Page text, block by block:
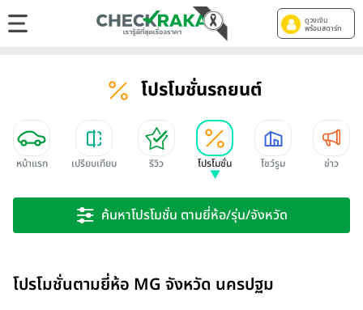
ดูวงเงิน
พร้อมสตาร์ท
โปรโมชั่นรถยนต์
หน้าแรก เปรียบเทียบ รีวิว โปรโมชั่น โชว์รูม ข่าว
ค้นหาโปรโมชั่น ตามยี่ห้อ/รุ่น/จังหวัด
โปรโมชั่นตามยี่ห้อ MG จังหวัด นครปฐม